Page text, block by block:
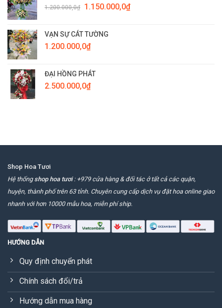
1.200.000,0₫
Giá
1.200.000,0₫.
1.150.000,0₫Giá
VẠN SỰ CÁT TƯỜNG
1.200.000,0₫
ĐẠI HỒNG PHÁT
2.500.000,0₫
Shop Hoa Tươi
Hệ thống shop hoa tươi: +979 cửa hàng & đối tác ở tất cả các quận,
huyện, thành phố trên 63 tỉnh. Chuyên cung cấp dịch vụ đặt hoa online giao
nhanh với hơn 10000 mẫu hoa, miễn phí ship.
HƯỚNG DẪN
Quy định chuyển phát
Chính sách đổi/trả
Hướng dẫn mua hàng